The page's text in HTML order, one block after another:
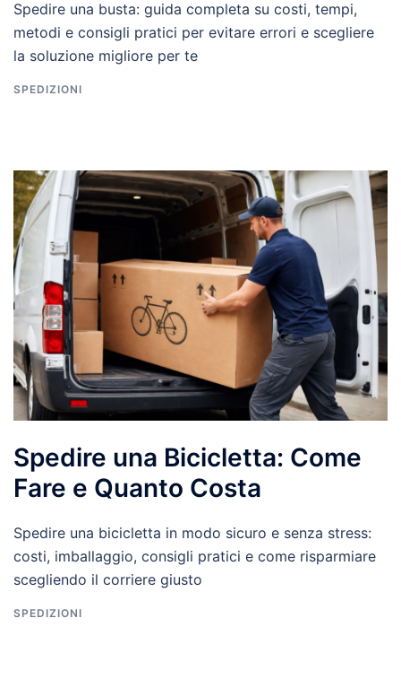
Spedire una busta: guida completa su costi, tempi,
metodi e consigli pratici per evitare errori e scegliere
la soluzione migliore per te
SPEDIZIONI
Spedire una Bicicletta: Come
Fare e Quanto Costa
Spedire una bicicletta in modo sicuro e senza stress:
costi, imballaggio, consigli pratici e come risparmiare
scegliendo il corriere giusto
SPEDIZIONI